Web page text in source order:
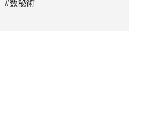
#数秘術